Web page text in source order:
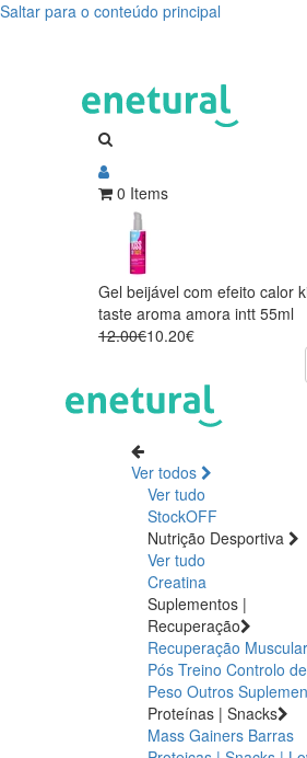
Saltar para o conteúdo principal
0 Items
Gel beijável com efeito calor
taste aroma amora intt 55ml
12.00€10.20€
Ver todos
Ver tudo
StockOFF
Nutrição Desportiva
Ver tudo
Creatina
Suplementos |
Recuperação
Recuperação
Pós Treino Controlo de
Peso Outros
Proteínas | Snacks
Mass Gainers Barras